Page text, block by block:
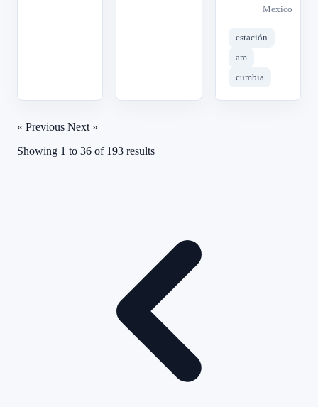
Mexico
estación
am
cumbia
« Previous Next »
Showing 1 to 36 of 193 results